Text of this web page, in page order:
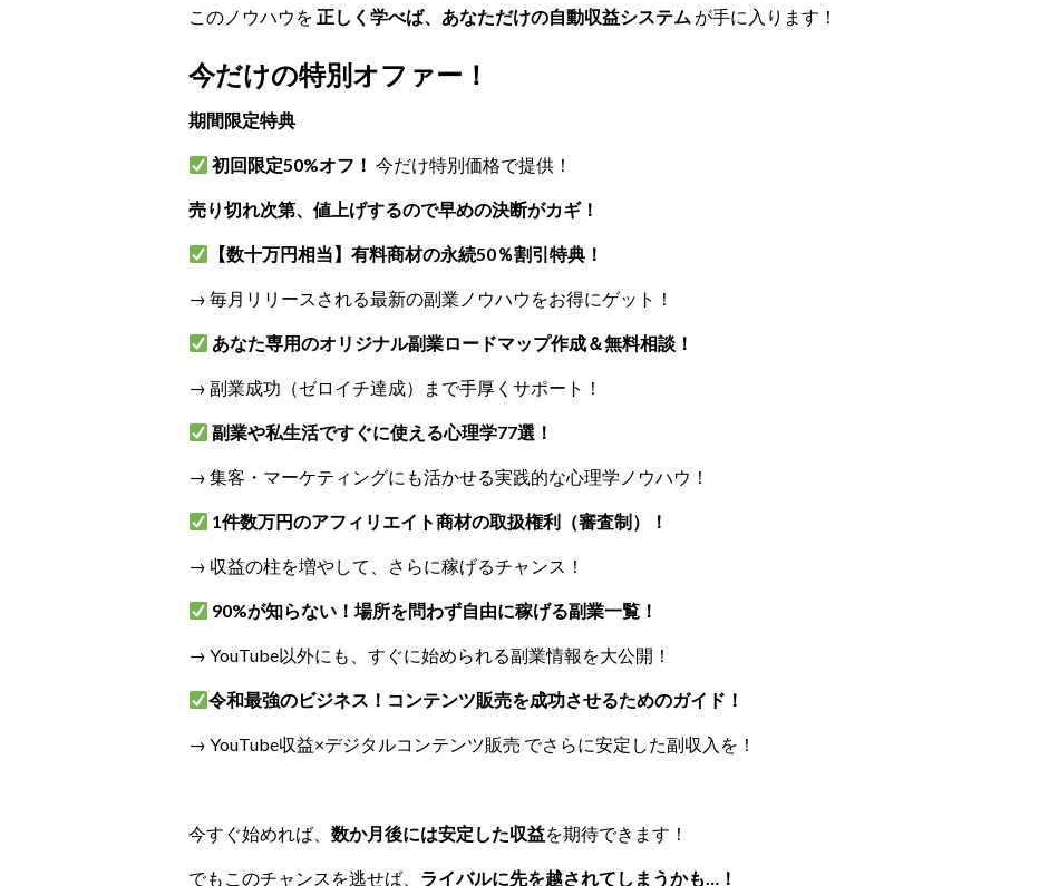
このノウハウを 正しく学べば、あなただけの自動収益システム が手に入ります！
今だけの特別オファー！
期間限定特典
初回限定50%オフ！ 今だけ特別価格で提供！
売り切れ次第、値上げするので早めの決断がカギ！
【数十万円相当】有料商材の永続50％割引特典！
→ 毎月リリースされる最新の副業ノウハウをお得にゲット！
あなた専用のオリジナル副業ロードマップ作成＆無料相談！
→ 副業成功（ゼロイチ達成）まで手厚くサポート！
副業や私生活ですぐに使える心理学77選！
→ 集客・マーケティングにも活かせる実践的な心理学ノウハウ！
1件数万円のアフィリエイト商材の取扱権利（審査制）！
→ 収益の柱を増やして、さらに稼げるチャンス！
90%が知らない！場所を問わず自由に稼げる副業一覧！
→ YouTube以外にも、すぐに始められる副業情報を大公開！
令和最強のビジネス！コンテンツ販売を成功させるためのガイド！
→ YouTube収益×デジタルコンテンツ販売 でさらに安定した副収入を！
今すぐ始めれば、 数か月後には安定した収益を期待できます！
でもこのチャンスを逃せば、 ライバルに先を越されてしまうかも…！